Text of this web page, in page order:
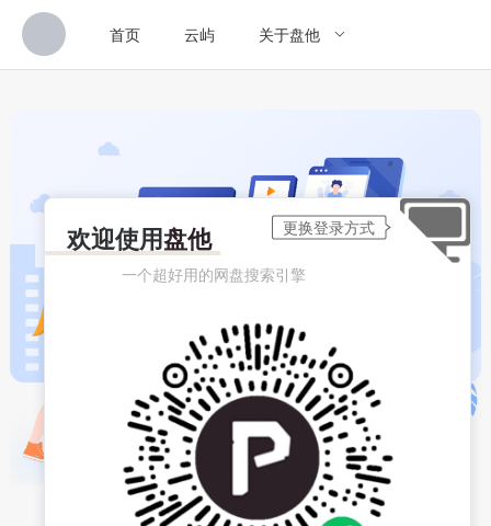
首页 云屿 关于盘他
欢迎使用盘他
一个超好用的网盘搜索引擎